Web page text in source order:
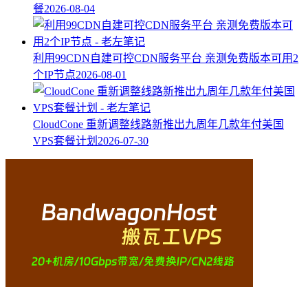
餐2026-08-04
利用99CDN自建可控CDN服务平台 亲测免费版本可用2
个IP节点2026-08-01
CloudCone 重新调整线路新推出九周年几款年付美国
VPS套餐计划 2026-07-30